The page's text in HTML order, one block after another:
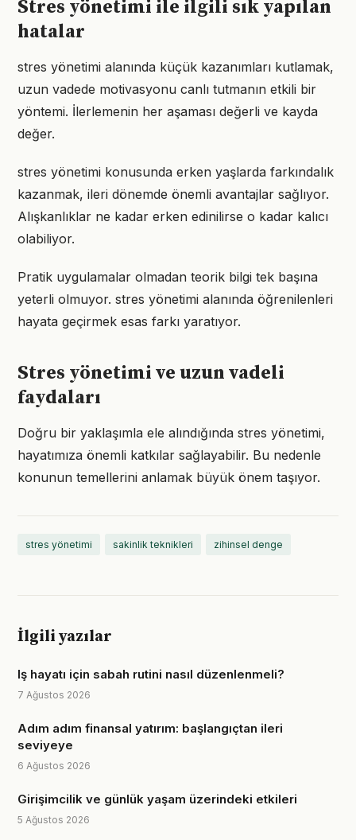
Stres yönetimi ile ilgili sık yapılan
hatalar
stres yönetimi alanında küçük kazanımları kutlamak,
uzun vadede motivasyonu canlı tutmanın etkili bir
yöntemi. İlerlemenin her aşaması değerli ve kayda
değer.
stres yönetimi konusunda erken yaşlarda farkındalık
kazanmak, ileri dönemde önemli avantajlar sağlıyor.
Alışkanlıklar ne kadar erken edinilirse o kadar kalıcı
olabiliyor.
Pratik uygulamalar olmadan teorik bilgi tek başına
yeterli olmuyor. stres yönetimi alanında öğrenilenleri
hayata geçirmek esas farkı yaratıyor.
Stres yönetimi ve uzun vadeli
faydaları
Doğru bir yaklaşımla ele alındığında stres yönetimi,
hayatımıza önemli katkılar sağlayabilir. Bu nedenle
konunun temellerini anlamak büyük önem taşıyor.
stres yönetimi sakinlik teknikleri zihinsel denge
İlgili yazılar
Iş hayatı için sabah rutini nasıl düzenlenmeli?
7 Ağustos 2026
Adım adım finansal yatırım: başlangıçtan ileri
seviyeye
6 Ağustos 2026
Girişimcilik ve günlük yaşam üzerindeki etkileri
5 Ağustos 2026